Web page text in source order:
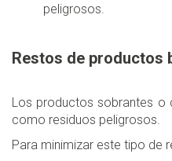
peligrosos.
Restos de productos
Los productos sobrantes o
como residuos peligrosos.
Para minimizar este tipo de